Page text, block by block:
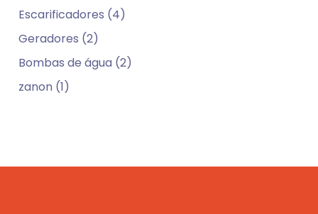
Escarificadores (4)
Geradores (2)
Bombas de água (2)
zanon (1)